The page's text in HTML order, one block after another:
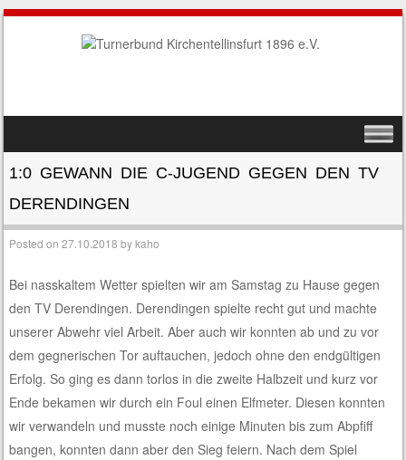
MENU
1:0 GEWANN DIE C-JUGEND GEGEN DEN TV
DERENDINGEN
Posted on27.10.2018 bykaho
Bei nasskaltem Wetter spielten wir am Samstag zu Hause gegen
den TV Derendingen. Derendingen spielte recht gut und machte
unserer Abwehr viel Arbeit. Aber auch wir konnten ab und zu vor
dem gegnerischen Tor auftauchen, jedoch ohne den endgültigen
Erfolg. So ging es dann torlos in die zweite Halbzeit und kurz vor
Ende bekamen wir durch ein Foul einen Elfmeter. Diesen konnten
wir verwandeln und musste noch einige Minuten bis zum Abpfiff
bangen, konnten dann aber den Sieg feiern. Nach dem Spiel